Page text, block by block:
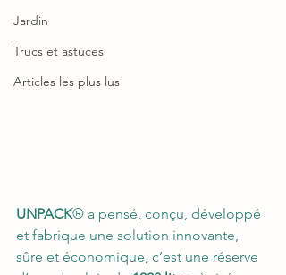
Jardin
Trucs et astuces
Articles les plus lus
UNPACK® a pensé, conçu, développé
et fabrique une solution innovante,
sûre et économique, c’est une réserve